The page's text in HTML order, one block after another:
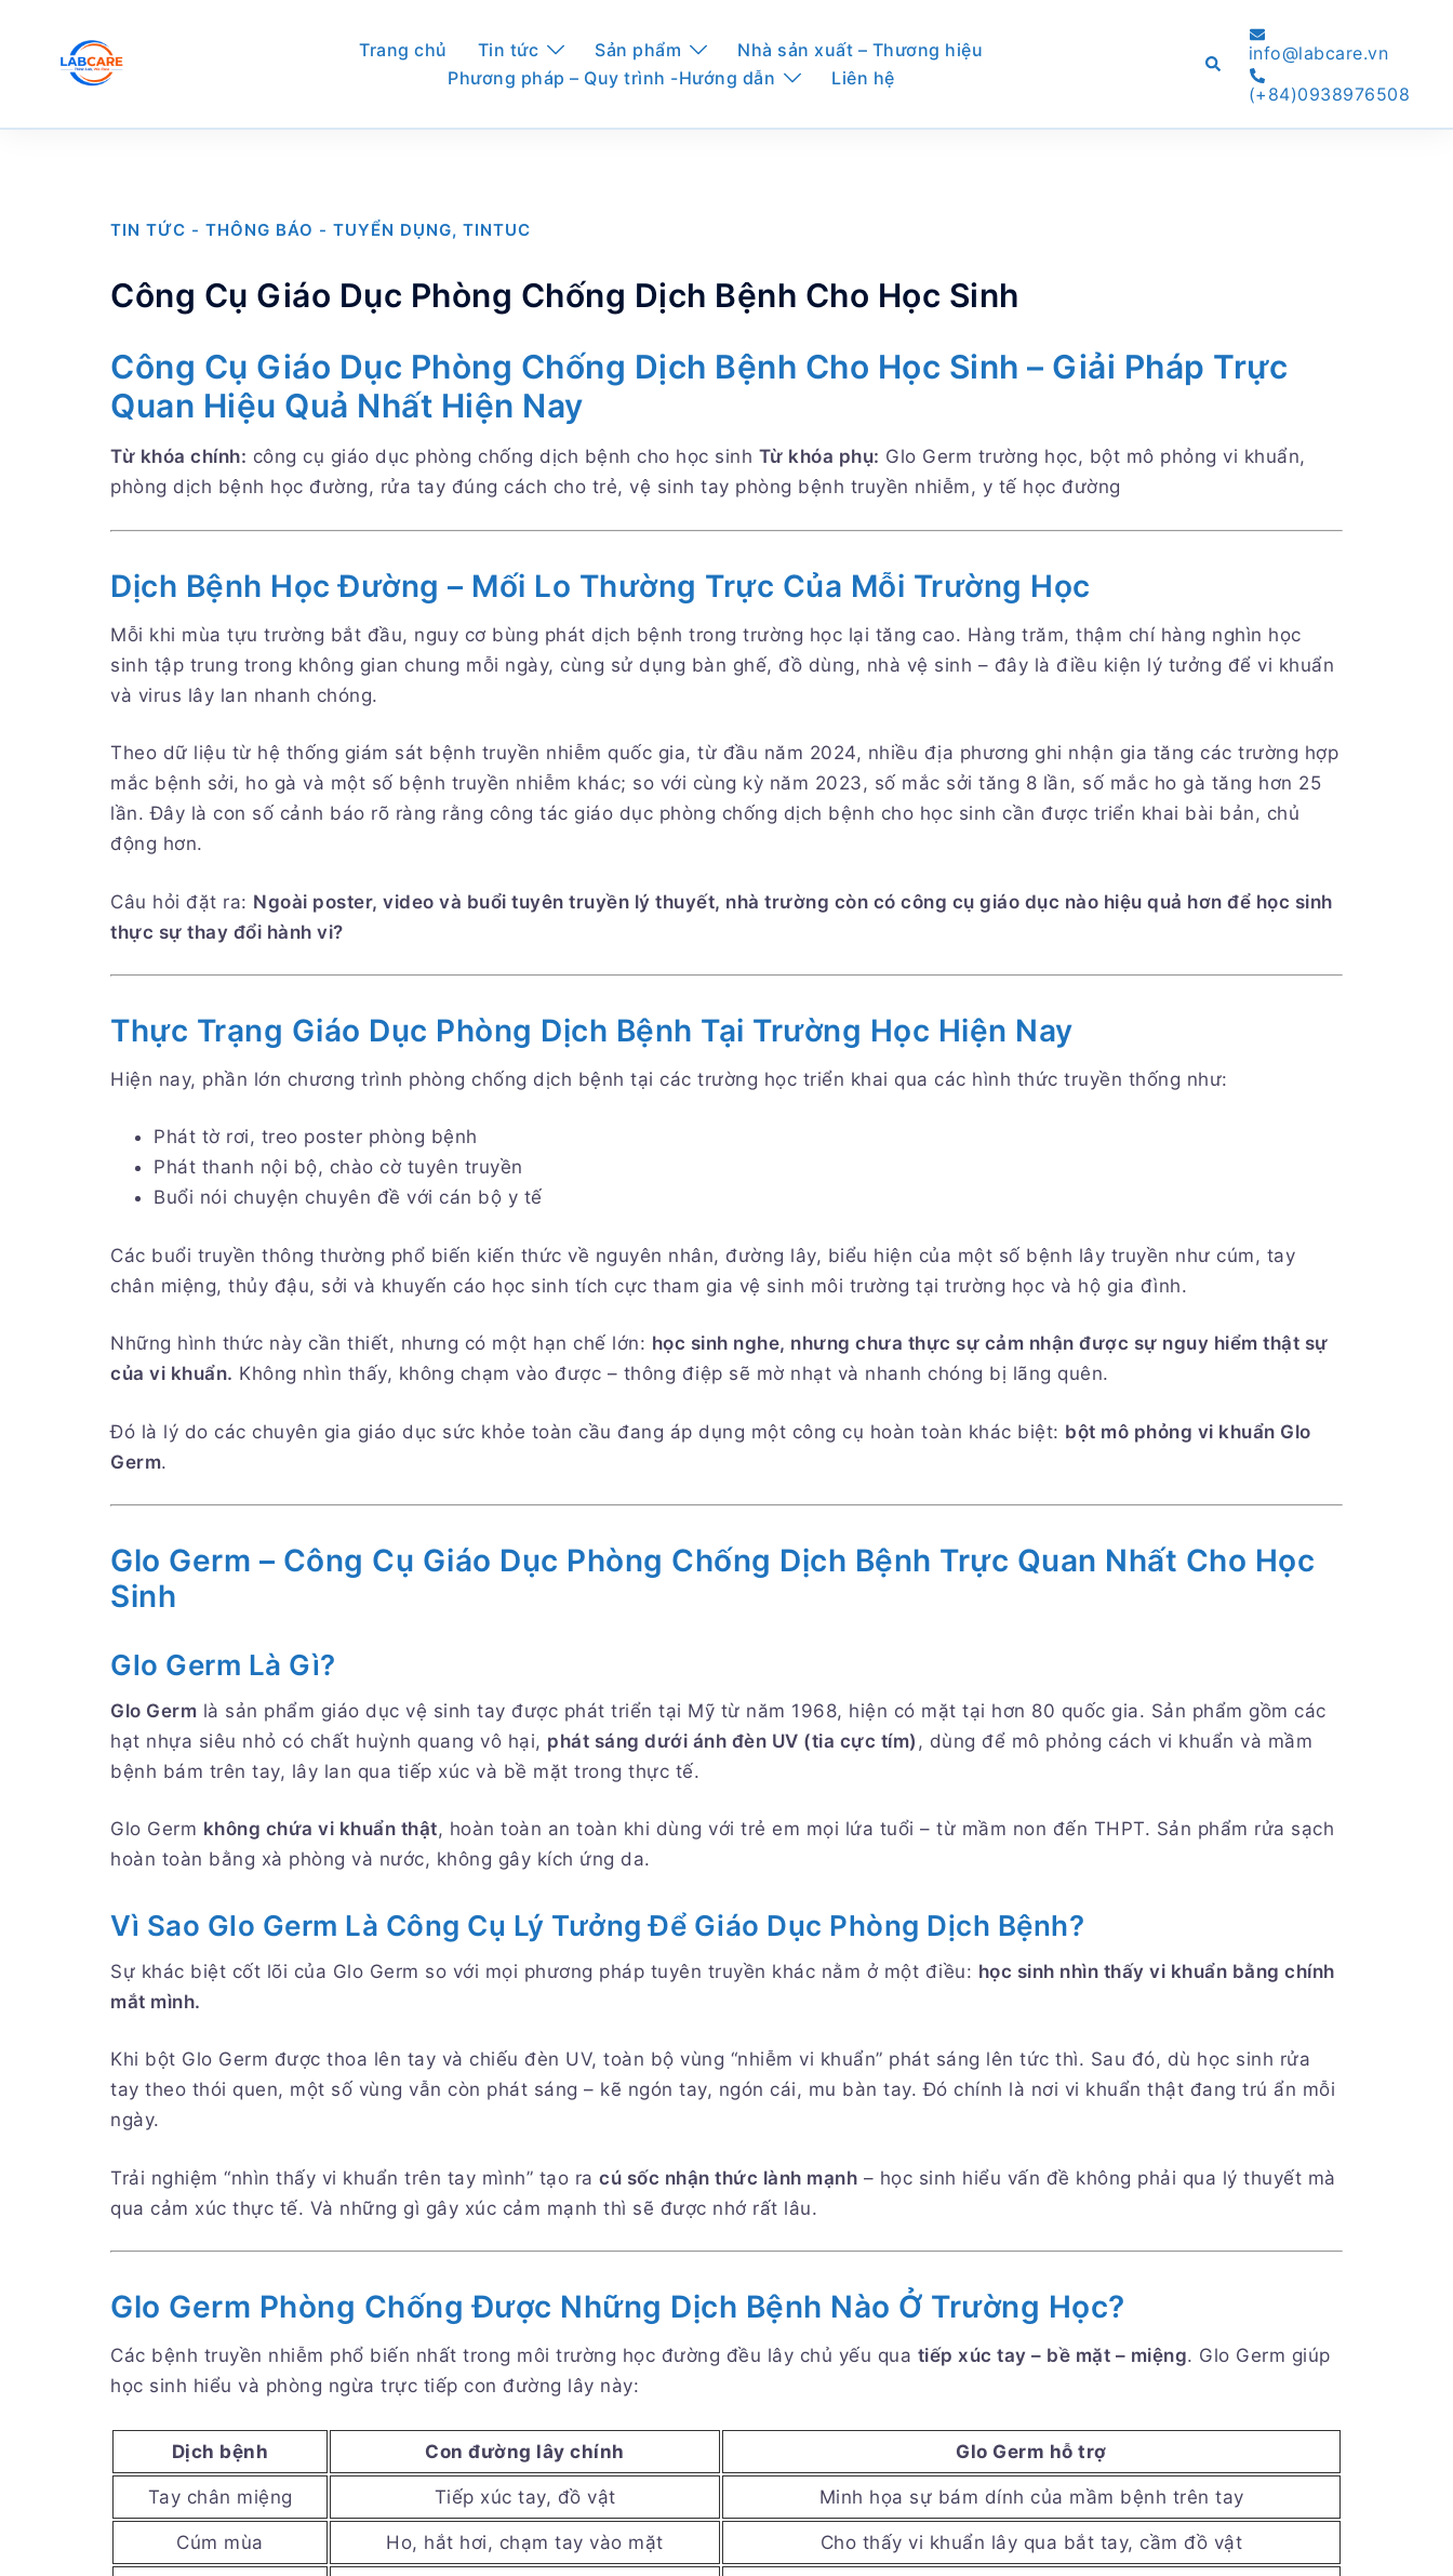
content
Trang chủ Tin tức Sản phẩm
Nhà sản xuất – Thương hiệu
Phương pháp – Quy trình -Hướng dẫn
Liên hệ
Searchinfo@labcare.vn
(+84)0938976508
TIN TỨC - THÔNG BÁO - TUYỂN DỤNG, TINTUC
Công Cụ Giáo Dục Phòng Chống Dịch Bệnh Cho Học Sinh
Công Cụ Giáo Dục Phòng Chống Dịch Bệnh Cho Học Sinh – Giải Pháp Trực
Quan Hiệu Quả Nhất Hiện Nay
Từ khóa chính: công cụ giáo dục phòng chống dịch bệnh cho học sinh Từ khóa phụ: Glo Germ trường học, bột mô phỏng vi khuẩn,
phòng dịch bệnh học đường, rửa tay đúng cách cho trẻ, vệ sinh tay phòng bệnh truyền nhiễm, y tế học đường
Dịch Bệnh Học Đường – Mối Lo Thường Trực Của Mỗi Trường Học
Mỗi khi mùa tựu trường bắt đầu, nguy cơ bùng phát dịch bệnh trong trường học lại tăng cao. Hàng trăm, thậm chí hàng nghìn học
sinh tập trung trong không gian chung mỗi ngày, cùng sử dụng bàn ghế, đồ dùng, nhà vệ sinh – đây là điều kiện lý tưởng để vi khuẩn
và virus lây lan nhanh chóng.
Theo dữ liệu từ hệ thống giám sát bệnh truyền nhiễm quốc gia, từ đầu năm 2024, nhiều địa phương ghi nhận gia tăng các trường hợp
mắc bệnh sởi, ho gà và một số bệnh truyền nhiễm khác; so với cùng kỳ năm 2023, số mắc sởi tăng 8 lần, số mắc ho gà tăng hơn 25
lần. Đây là con số cảnh báo rõ ràng rằng công tác giáo dục phòng chống dịch bệnh cho học sinh cần được triển khai bài bản, chủ
động hơn.
Câu hỏi đặt ra: Ngoài poster, video và buổi tuyên truyền lý thuyết, nhà trường còn có công cụ giáo dục nào hiệu quả hơn để học sinh
thực sự thay đổi hành vi?
Thực Trạng Giáo Dục Phòng Dịch Bệnh Tại Trường Học Hiện Nay
Hiện nay, phần lớn chương trình phòng chống dịch bệnh tại các trường học triển khai qua các hình thức truyền thống như:
Phát tờ rơi, treo poster phòng bệnh
Phát thanh nội bộ, chào cờ tuyên truyền
Buổi nói chuyện chuyên đề với cán bộ y tế
Các buổi truyền thông thường phổ biến kiến thức về nguyên nhân, đường lây, biểu hiện của một số bệnh lây truyền như cúm, tay
chân miệng, thủy đậu, sởi và khuyến cáo học sinh tích cực tham gia vệ sinh môi trường tại trường học và hộ gia đình.
Những hình thức này cần thiết, nhưng có một hạn chế lớn: học sinh nghe, nhưng chưa thực sự cảm nhận được sự nguy hiểm thật sự
của vi khuẩn. Không nhìn thấy, không chạm vào được – thông điệp sẽ mờ nhạt và nhanh chóng bị lãng quên.
Đó là lý do các chuyên gia giáo dục sức khỏe toàn cầu đang áp dụng một công cụ hoàn toàn khác biệt: bột mô phỏng vi khuẩn Glo
Germ.
Glo Germ – Công Cụ Giáo Dục Phòng Chống Dịch Bệnh Trực Quan Nhất Cho Học
Sinh
Glo Germ Là Gì?
Glo Germ là sản phẩm giáo dục vệ sinh tay được phát triển tại Mỹ từ năm 1968, hiện có mặt tại hơn 80 quốc gia. Sản phẩm gồm các
hạt nhựa siêu nhỏ có chất huỳnh quang vô hại, phát sáng dưới ánh đèn UV (tia cực tím) , dùng để mô phỏng cách vi khuẩn và mầm
bệnh bám trên tay, lây lan qua tiếp xúc và bề mặt trong thực tế.
Glo Germ không chứa vi khuẩn thật, hoàn toàn an toàn khi dùng với trẻ em mọi lứa tuổi – từ mầm non đến THPT. Sản phẩm rửa sạch
hoàn toàn bằng xà phòng và nước, không gây kích ứng da.
Vì Sao Glo Germ Là Công Cụ Lý Tưởng Để Giáo Dục Phòng Dịch Bệnh?
Sự khác biệt cốt lõi của Glo Germ so với mọi phương pháp tuyên truyền khác nằm ở một điều: học sinh nhìn thấy vi khuẩn bằng chính
mắt mình.
Khi bột Glo Germ được thoa lên tay và chiếu đèn UV, toàn bộ vùng “nhiễm vi khuẩn” phát sáng lên tức thì. Sau đó, dù học sinh rửa
tay theo thói quen, một số vùng vẫn còn phát sáng – kẽ ngón tay, ngón cái, mu bàn tay. Đó chính là nơi vi khuẩn thật đang trú ẩn mỗi
ngày.
Trải nghiệm “nhìn thấy vi khuẩn trên tay mình” tạo ra cú sốc nhận thức lành mạnh – học sinh hiểu vấn đề không phải qua lý thuyết mà
qua cảm xúc thực tế. Và những gì gây xúc cảm mạnh thì sẽ được nhớ rất lâu.
Glo Germ Phòng Chống Được Những Dịch Bệnh Nào Ở Trường Học?
Các bệnh truyền nhiễm phổ biến nhất trong môi trường học đường đều lây chủ yếu qua tiếp xúc tay – bề mặt – miệng. Glo Germ giúp
học sinh hiểu và phòng ngừa trực tiếp con đường lây này:
Dịch bệnh Con đường lây chính Glo Germ hỗ trợ
Tay chân miệng Tiếp xúc tay, đồ vật Minh họa sự bám dính của mầm bệnh trên tay
Cúm mùa Ho, hắt hơi, chạm tay vào mặt Cho thấy vi khuẩn lây qua bắt tay, cầm đồ vật